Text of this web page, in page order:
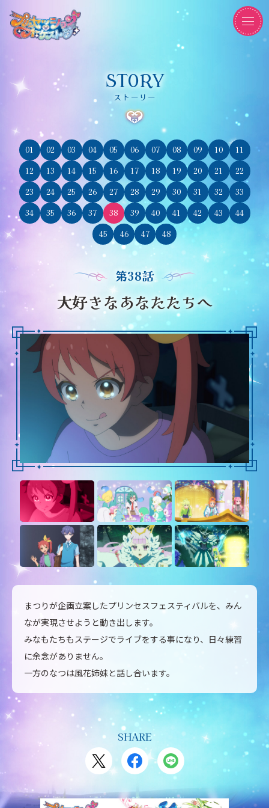
STORY
ストーリー
01 02 03 04 05 06 07 08 09 10 11
12 13 14 15 16 17 18 19 20 21 22
23 24 25 26 27 28 29 30 31 32 33
34 35 36 37 38 39 40 41 42 43 44
45 46 47 48
第38話
大好きなあなたたちへ
まつりが企画立案したプリンセスフェスティバルを、みん
なが実現させようと動き出します。
みなもたちもステージでライブをする事になり、日々練習
に余念がありません。
一方のなつは風花姉妹と話し合います。
SHARE